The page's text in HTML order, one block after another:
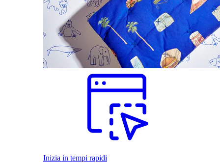
Inizia in tempi rapidi